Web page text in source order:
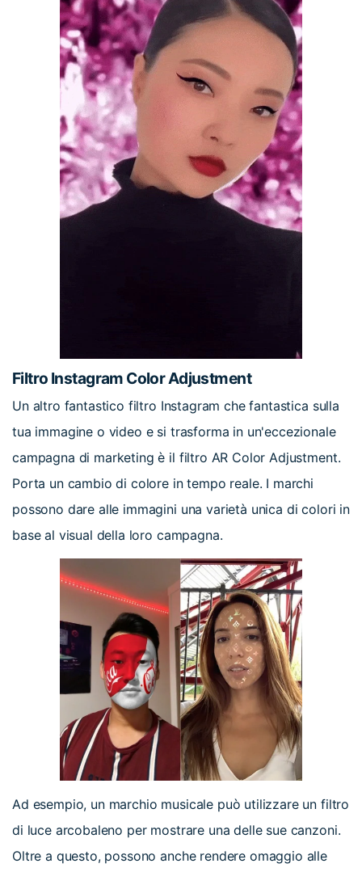
Filtro Instagram Color Adjustment
Un altro fantastico filtro Instagram che fantastica sulla
tua immagine o video e si trasforma in un'eccezionale
campagna di marketing è il filtro AR Color Adjustment.
Porta un cambio di colore in tempo reale. I marchi
possono dare alle immagini una varietà unica di colori in
base al visual della loro campagna.
Ad esempio, un marchio musicale può utilizzare un filtro
di luce arcobaleno per mostrare una delle sue canzoni.
Oltre a questo, possono anche rendere omaggio alle